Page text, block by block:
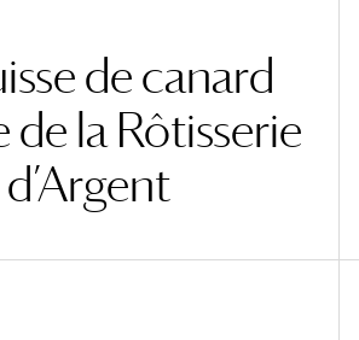
de canard
la Rôtisserie
d’Argent